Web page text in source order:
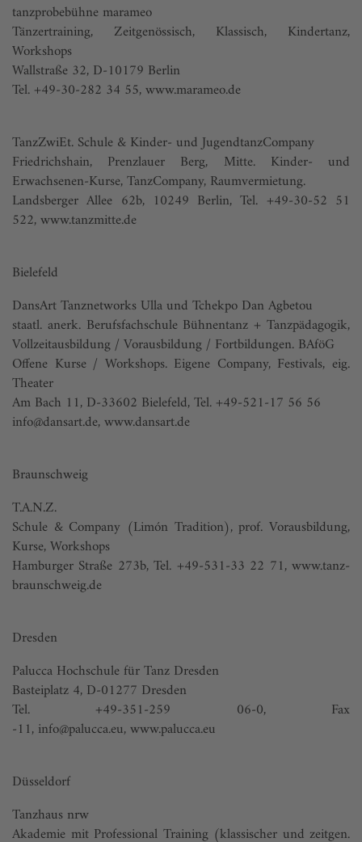
tanzprobebühne marameo
Tänzertraining, Zeitgenössisch, Klassisch, Kindertanz,
Workshops
Wallstraße 32, D-10179 Berlin
Tel. +49-30-282 34 55,www.marameo.de
TanzZwiEt. Schule & Kinder- und JugendtanzCompany
Friedrichshain, Prenzlauer Berg, Mitte. Kinder- und
Erwachsenen-Kurse, TanzCompany, Raumvermietung.
Landsberger Allee 62b, 10249 Berlin, Tel. +49-30-52 51
522,www.tanzmitte.de
Bielefeld
DansArt Tanznetworks Ulla und Tchekpo Dan Agbetou
staatl. anerk. Berufsfachschule Bühnentanz + Tanzpädagogik,
Vollzeitausbildung / Vorausbildung / Fortbildungen. BAföG
Offene Kurse / Workshops. Eigene Company, Festivals, eig.
Theater
Am Bach 11, D-33602 Bielefeld, Tel. +49-521-17 56 56
info@dansart.de,www.dansart.de
Braunschweig
T.A.N.Z.
Schule & Company (Limón Tradition), prof. Vorausbildung,
Kurse, Workshops
Hamburger Straße 273b, Tel. +49-531-33 22 71, www.tanz-
braunschweig.de
Dresden
Palucca Hochschule für Tanz Dresden
Basteiplatz 4, D-01277 Dresden
Tel. +49-351-259 06-0, Fax
-11, info@palucca.eu,www.palucca.eu
Düsseldorf
Tanzhaus nrw
Akademie mit Professional Training (klassischer und zeitgen.